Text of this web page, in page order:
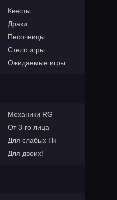
Квесты
Драки
Песочницы
Стелс игры
Ожидаемые игры
Механики RG
От 3-го лица
Для слабых Пк
Для двоих!